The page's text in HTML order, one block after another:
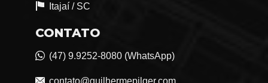
Itajaí / SC
CONTATO
(47) 9.9252-8080 (WhatsApp)
contato@guilhermepilger.com